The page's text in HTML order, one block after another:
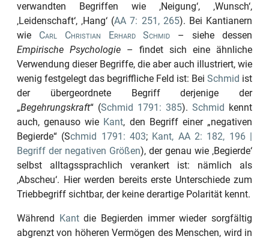
verwandten Begriffen wie ‚Neigung‘, ‚Wunsch‘,
‚Leidenschaft‘, ‚Hang‘ (AA 7: 251, 265). Bei Kantianern
wie Carl Christian Erhard Schmid – siehe dessen
Empirische Psychologie – findet sich eine ähnliche
Verwendung dieser Begriffe, die aber auch illustriert, wie
wenig festgelegt das begriffliche Feld ist: Bei Schmid ist
der übergeordnete Begriff derjenige der
„Begehrungskraft“ (Schmid 1791: 385). Schmid kennt
auch, genauso wie Kant, den Begriff einer „negativen
Begierde“ (Schmid 1791: 403; Kant, AA 2: 182, 196 |
Begriff der negativen Größen), der genau wie ‚Begierde‘
selbst alltagssprachlich verankert ist: nämlich als
‚Abscheu‘. Hier werden bereits erste Unterschiede zum
Triebbegriff sichtbar, der keine derartige Polarität kennt.
Während Kantdie Begierden immer wieder sorgfältig
abgrenzt von höheren Vermögen des Menschen, wird in